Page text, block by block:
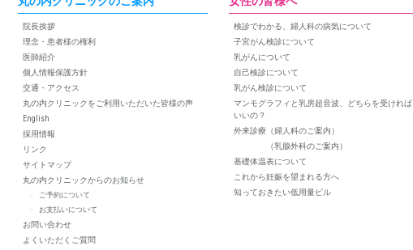
院長挨拶
理念・患者様の権利
医師紹介
個人情報保護方針
交通・アクセス
丸の内クリニックをご利用いただいた皆様の声
English
採用情報
リンク
サイトマップ
丸の内クリニックからのお知らせ
ご予約について
お支払いについて
お問い合わせ
よくいただくご質問
検診でわかる、婦人科の病気について
子宮がん検診について
乳がんについて
自己検診について
乳がん検診について
マンモグラフィと乳房超音波、どちらを受ければ
いいの？
外来診療（婦人科のご案内）
（乳腺外科のご案内）
基礎体温表について
これから妊娠を望まれる方へ
知っておきたい低用量ピル